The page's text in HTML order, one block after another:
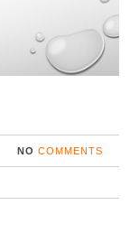
NO COMMENTS